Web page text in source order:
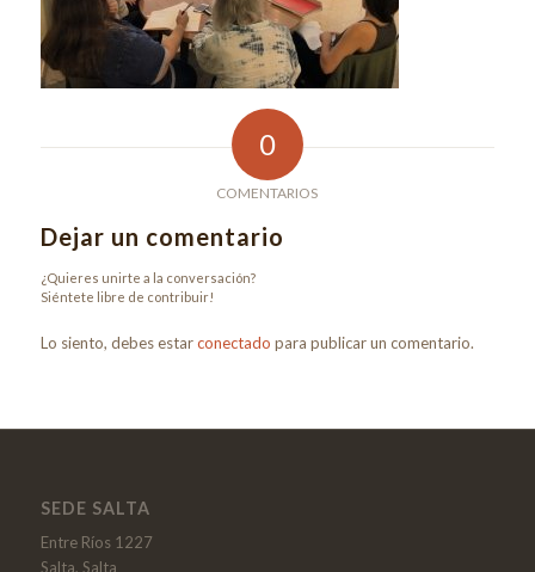
0
COMENTARIOS
Dejar un comentario
¿Quieres unirte a la conversación?
Siéntete libre de contribuir!
Lo siento, debes estarconectado para publicar un comentario.
SEDE SALTA
Entre Ríos 1227
Salta, Salta